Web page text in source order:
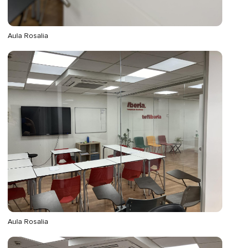
Aula Rosalia
Aula Rosalia